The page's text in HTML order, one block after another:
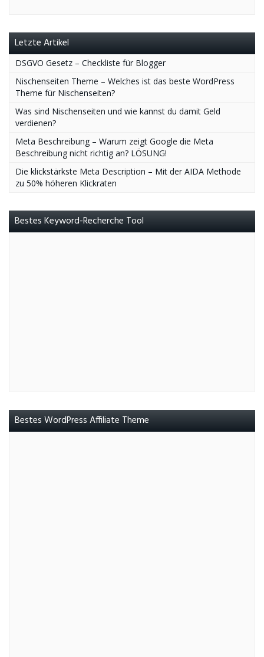
Letzte Artikel
DSGVO Gesetz – Checkliste für Blogger
Nischenseiten Theme – Welches ist das beste WordPress
Theme für Nischenseiten?
Was sind Nischenseiten und wie kannst du damit Geld
verdienen?
Meta Beschreibung – Warum zeigt Google die Meta
Beschreibung nicht richtig an? LÖSUNG!
Die klickstärkste Meta Description – Mit der AIDA Methode
zu 50% höheren Klickraten
Bestes Keyword-Recherche Tool
Bestes WordPress Affiliate Theme